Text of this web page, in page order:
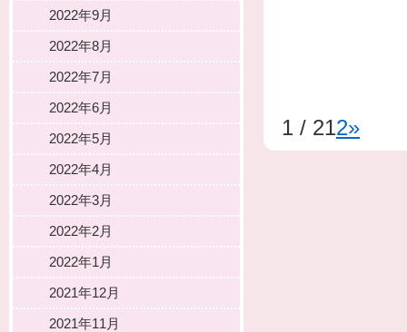
1 / 212»
2022年9月
2022年8月
2022年7月
2022年6月
2022年5月
2022年4月
2022年3月
2022年2月
2022年1月
2021年12月
2021年11月